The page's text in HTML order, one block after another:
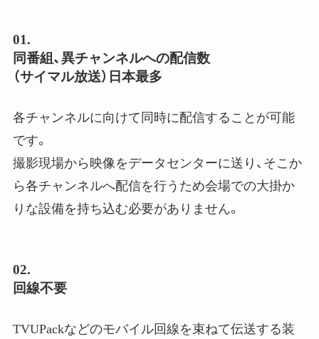
01.
同番組、異チャンネルへの配信数
（サイマル放送）日本最多
各チャンネルに向けて同時に配信することが可能
です。
撮影現場から映像をデータセンターに送り、そこか
ら各チャンネルへ配信を行うため会場での大掛か
りな設備を持ち込む必要がありません。
02.
回線不要
TVUPackなどのモバイル回線を束ねて伝送する装